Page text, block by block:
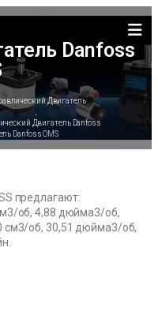
Danfoss
Двигатель
Двигатель Danfoss
Danfoss OMS
предлагают:
об, 4,88 дюйма3/об,
см3/об, 30,51 дюйма3/об,